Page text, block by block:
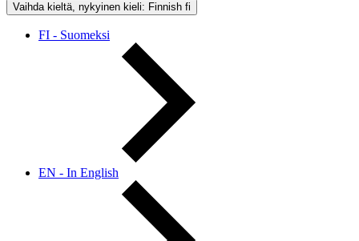
Vaihda kieltä, nykyinen kieli: Finnish fi
FI - Suomeksi
EN - In English